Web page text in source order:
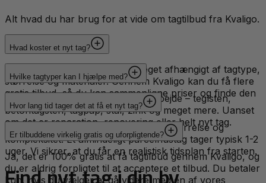
Alt hvad du har brug for at vide om tagtilbud fra Kvaligo.
Hvad koster et nyt tag?
Prisen på et nyt tag varierer meget afhængigt af tagtype,
størrelse og materialer. Gennem Kvaligo kan du få flere
gratis tilbud, så du kan sammenligne priser og finde den
bedste løsning.
Hvilke tagtyper kan I hjælpe med?
Vi kan hjælpe med alle typer tagarbejde – teglsten,
betontagsten, tagpap, stål, zink og meget mere. Uanset
om det er reparation, renovering eller helt nyt tag.
Hvor lang tid tager det at få et nyt tag?
Tidsrammen afhænger af projektets størrelse og
kompleksitet. Et almindeligt parcelhustag tager typisk 1-2
uger. Vi sikrer, at du får en realistisk tidsplan fra starten.
Er tilbuddene virkelig gratis og uforpligtende?
Ja, det er 100% gratis at få tagtilbud gennem Kvaligo, og
du er aldrig forpligtet til at acceptere et tilbud. Du betaler
kun, hvis du vælger at gå videre med en af vores
Findnyt tagi din by